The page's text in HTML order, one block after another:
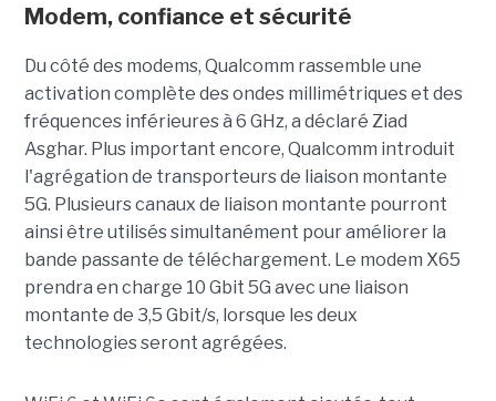
Modem, confiance et sécurité
Du côté des modems, Qualcomm rassemble une
activation complète des ondes millimétriques et des
fréquences inférieures à 6 GHz, a déclaré Ziad
Asghar. Plus important encore, Qualcomm introduit
l'agrégation de transporteurs de liaison montante
5G. Plusieurs canaux de liaison montante pourront
ainsi être utilisés simultanément pour améliorer la
bande passante de téléchargement. Le modem X65
prendra en charge 10 Gbit 5G avec une liaison
montante de 3,5 Gbit/s, lorsque les deux
technologies seront agrégées.